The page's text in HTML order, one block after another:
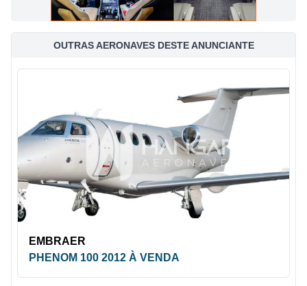
OUTRAS AERONAVES DESTE ANUNCIANTE
EMBRAER
PHENOM 100 2012 À VENDA